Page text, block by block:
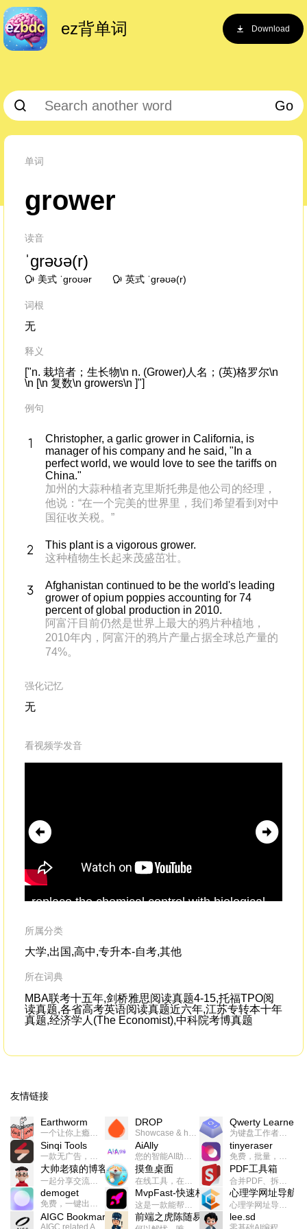
ez背单词 Download
Go
单词
grower
读音
ˈɡrəʊə(r)
美式 ˈɡroʊər 英式 ˈɡrəʊə(r)
词根
无
释义
["n. 栽培者；生长物\n n. (Grower)人名；(英)格罗尔\n
\n [\n 复数\n growers\n ]"]
例句
Christopher, a garlic grower in California, is
manager of his company and he said, "In a
perfect world, we would love to see the tariffs on
China."
加州的大蒜种植者克里斯托弗是他公司的经理，
他说：“在一个完美的世界里，我们希望看到对中
国征收关税。”
This plant is a vigorous grower.
这种植物生长起来茂盛茁壮。
Afghanistan continued to be the world's leading
grower of opium poppies accounting for 74
percent of global production in 2010.
阿富汗目前仍然是世界上最大的鸦片种植地，
2010年内，阿富汗的鸦片产量占据全球总产量的
74%。
强化记忆
无
看视频学发音
replace the chemical control with biological
grower
the bad ones and the good ones,
所属分类
大学,出国,高中,专升本-自考,其他
所在词典
MBA联考十五年,剑桥雅思阅读真题4-15,托福TPO阅
读真题,各省高考英语阅读真题近六年,江苏专转本十年
真题,经济学人(The Economist),中科院考博真题
友情链接
Earthworm DROP Qwerty Learner
为键盘工作者设计的单词与肌肉记忆锻炼软件
Sinqi Tools AiAlly tinyeraser
大帅老猿的博客 摸鱼桌面 PDF工具箱
合并PDF、拆分PDF、旋转PDF、裁剪PDF、转换PDF、加密PDF、解密PDF、PDF加水印等多种PDF处理功能
demoget MvpFast-快速构建网站应用
这是一款能帮助你快速构建个人网站的应用，使用最新的前端技术栈，集成登录、鉴权、手机、邮箱、数据库、博客、文章、支付等等网站所需要的功能，你只需要花几个小时开发你的核心功能就可以上线，一次购买，永久拥有
心理学网址导航
AIGC Bookmarks 前端之虎陈随易 lee.sd